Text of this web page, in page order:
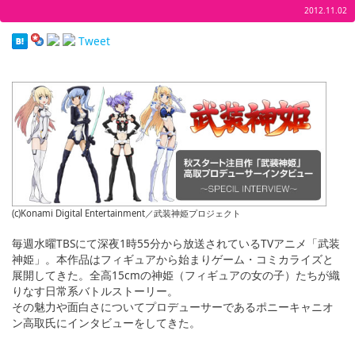
ภาษาไทย
tiéng Viêt
Bahasa Indonesia
2012.11.02
Tweet
(c)Konami Digital Entertainment／武装神姫プロジェクト
毎週水曜TBSにて深夜1時55分から放送されているTVアニメ「武装
神姫」。本作品はフィギュアから始まりゲーム・コミカライズと
展開してきた。全高15cmの神姫（フィギュアの女の子）たちが織
りなす日常系バトルストーリー。
その魅力や面白さについてプロデューサーであるポニーキャニオ
ン高取氏にインタビューをしてきた。